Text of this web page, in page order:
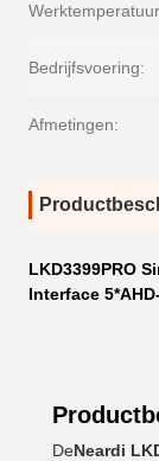
Bedrijfsvoering:
Afmetingen:
LKD3399PRO
Interface
DeNeardi